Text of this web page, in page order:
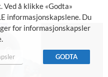
å klikke «Godta»
informasjonskapslene. Du
for informasjonskapsler
GODTA